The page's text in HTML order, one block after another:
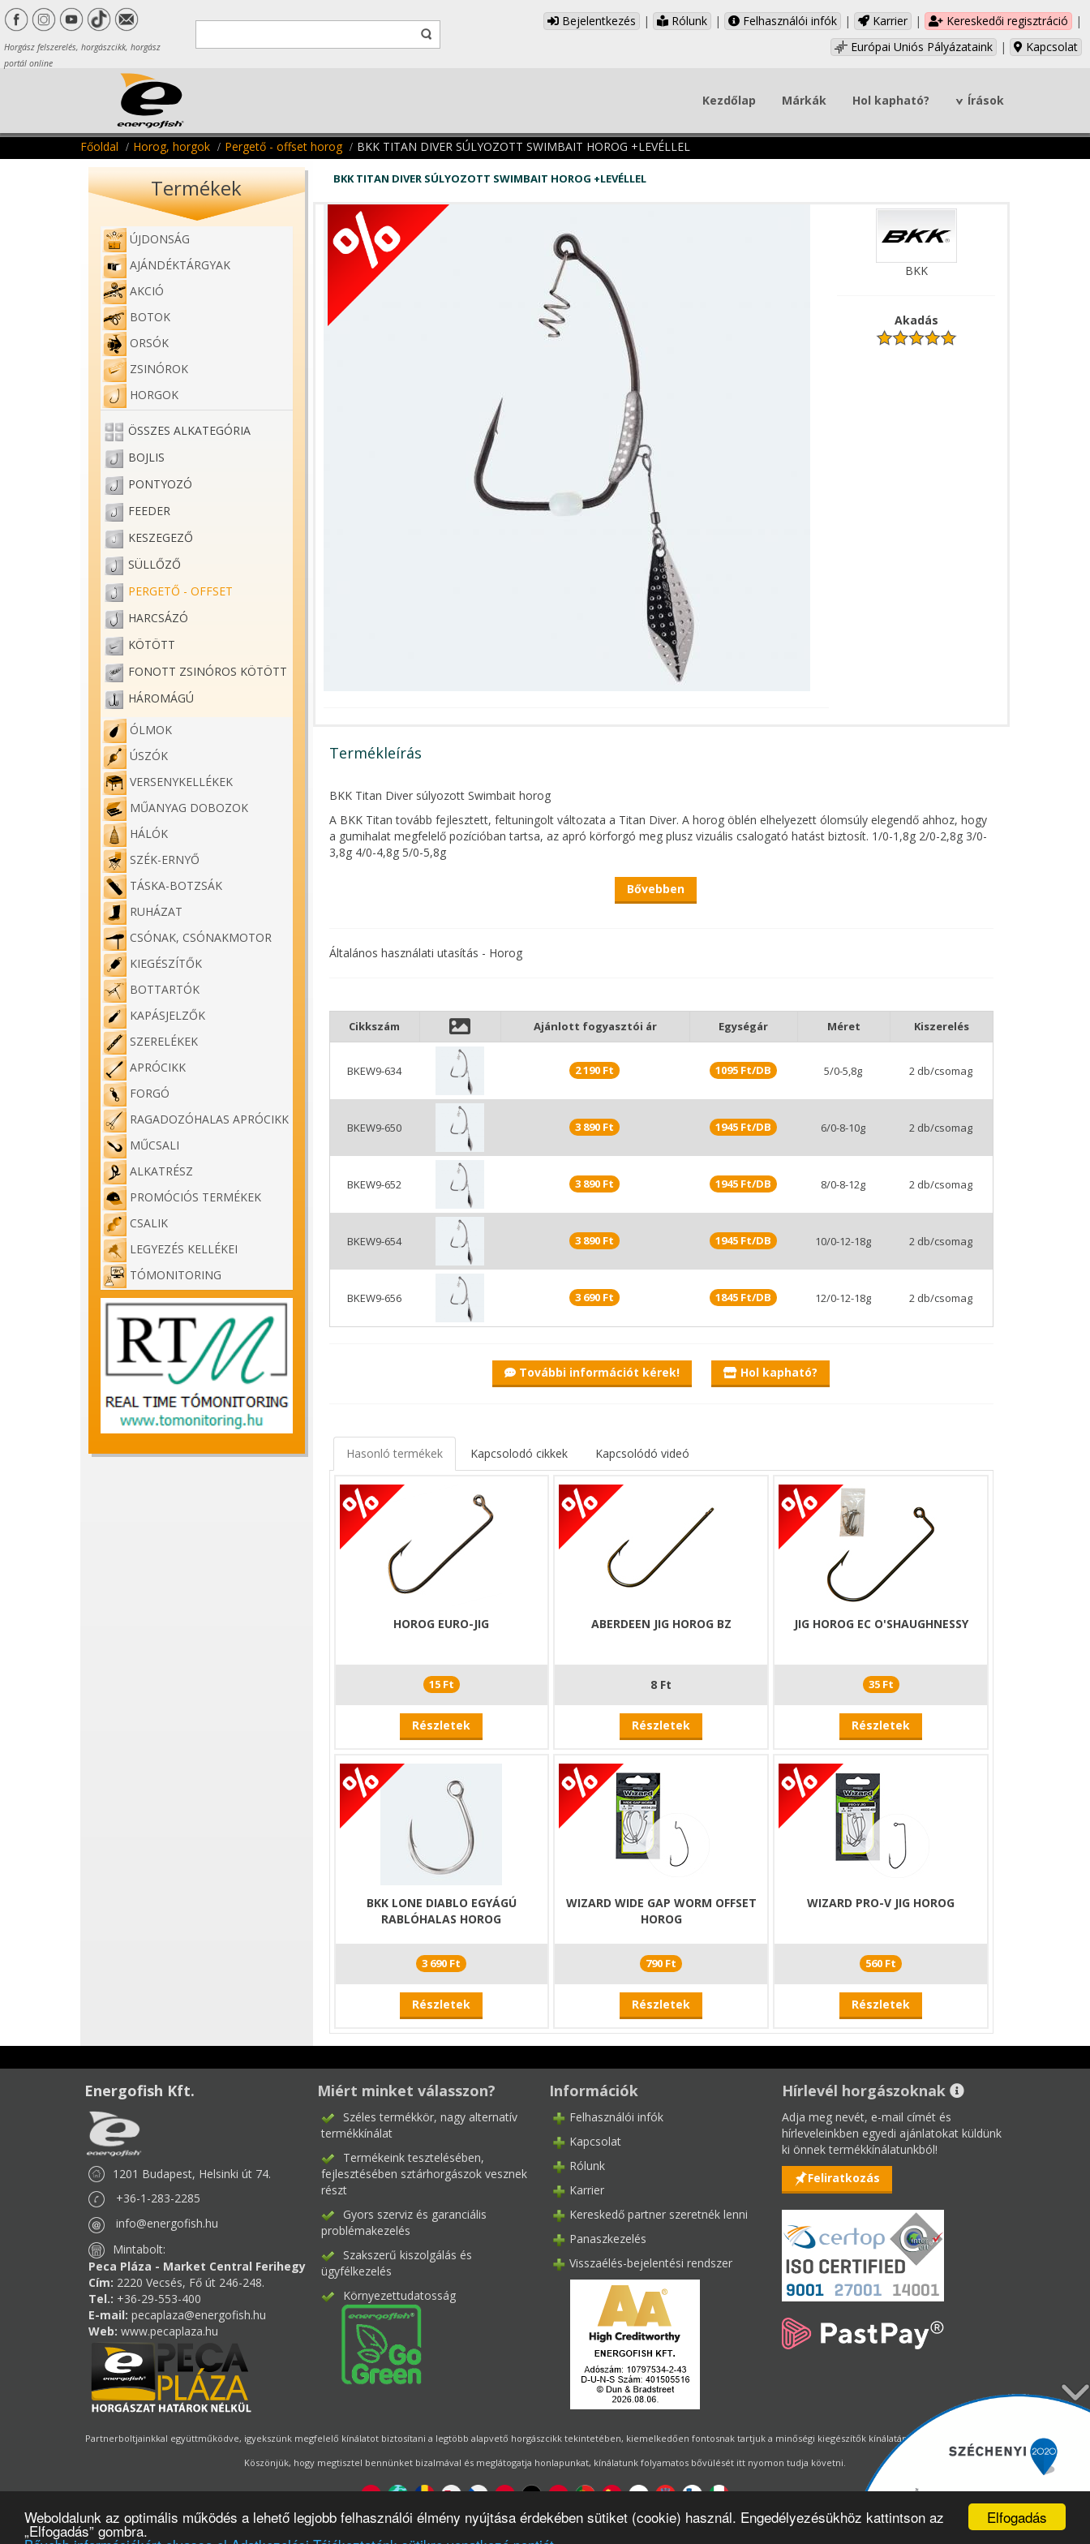
Elfogadás
Weboldalunk az optimális működés a lehető legjobb felhasználói élmény nyújtása érdekében sütiket (cookie) használ. Engedélyezésükhöz kattintson az
„Elfogadás” gombra.
Horgász felszerelés, horgászcikk, horgász
portál online
Bejelentkezés | Rólunk | Felhasználói infók | Karrier | Kereskedői regisztráció
|
Európai Uniós Pályázataink
| Kapcsolat
Kezdőlap Márkák Hol kapható? Írások
Főoldal Horog, horgok Pergető - offset horog BKK TITAN DIVER SÚLYOZOTT SWIMBAIT HOROG +LEVÉLLEL
Termékek
ÚJDONSÁG
AJÁNDÉKTÁRGYAK
AKCIÓ
BOTOK
ORSÓK
ZSINÓROK
HORGOK
ÖSSZES ALKATEGÓRIA
BOJLIS
PONTYOZÓ
FEEDER
KESZEGEZŐ
SÜLLŐZŐ
PERGETŐ - OFFSET
HARCSÁZÓ
KÖTÖTT
FONOTT ZSINÓROS KÖTÖTT
HÁROMÁGÚ
ÓLMOK
ÚSZÓK
VERSENYKELLÉKEK
MŰANYAG DOBOZOK
HÁLÓK
SZÉK-ERNYŐ
TÁSKA-BOTZSÁK
RUHÁZAT
CSÓNAK, CSÓNAKMOTOR
KIEGÉSZÍTŐK
BOTTARTÓK
KAPÁSJELZŐK
SZERELÉKEK
APRÓCIKK
FORGÓ
RAGADOZÓHALAS APRÓCIKK
MŰCSALI
ALKATRÉSZ
PROMÓCIÓS TERMÉKEK
CSALIK
LEGYEZÉS KELLÉKEI
TÓMONITORING
BKK TITAN DIVER SÚLYOZOTT SWIMBAIT HOROG +LEVÉLLEL
BKK
Akadás
Termékleírás
BKK Titan Diver súlyozott Swimbait horog
A BKK Titan tovább fejlesztett, feltuningolt változata a Titan Diver. A horog öblén elhelyezett ólomsúly elegendő ahhoz, hogy
a gumihalat megfelelő pozícióban tartsa, az apró körforgó meg plusz vizuális csalogató hatást biztosít. 1/0-1,8g 2/0-2,8g 3/0-
3,8g 4/0-4,8g 5/0-5,8g
BKK Titan igazán nagy segítség, ha bestiákra horgászol. Ha swimbaitekkel horgászol, akkor ez az a horog, amit eddig kerestél.
Több mint egyéves teszt, különböző halfajokkal végzett „terepmunka” alátámasztja a horog konstrukcióját és sokoldalúságát.
Ami még lényeges, hogy kifejezetten hosszú a horog hegy és annak a szára, ez mély akasztást tesz lehetővé és nagyon jól
akasztás sikerét. Ezenkívül a BKK Super Slide bevonata csökkenti a súrlódási ellenállást, biztosítva ezzel a zökkenőmentes
bevágást.
A füles szár a kezdetektől fogva alkalmazott forma. Elsősorban közepes és nagyméretű horgoknál
alkalmazzák, bár a gyártástechnológia fejlődésével egyre kisebb méretű horgoknál jelenik meg. Kötése egy
egyszerű clinch csomóval megoldható. A bojlis és feeder horgászok körében kedvelt fűzött, csomómentes
csalizáshoz nélkülözhetetlen.
Bővebben
Általános használati utasítás - Horog
Cikkszám Ajánlott fogyasztói ár Egységár Méret Kiszerelés
BKEW9-634 2 190 Ft 1095 Ft/DB 5/0-5,8g 2 db/csomag
BKEW9-650 3 890 Ft 1945 Ft/DB 6/0-8-10g 2 db/csomag
BKEW9-652 3 890 Ft 1945 Ft/DB 8/0-8-12g 2 db/csomag
BKEW9-654 3 890 Ft 1945 Ft/DB 10/0-12-18g 2 db/csomag
BKEW9-656 3 690 Ft 1845 Ft/DB 12/0-12-18g 2 db/csomag
További információt kérek! Hol kapható?
Hasonló termékek Kapcsolodó cikkek Kapcsolódó videó
HOROG EURO-JIG
15 Ft
Részletek
ABERDEEN JIG HOROG BZ
8 Ft
Részletek
JIG HOROG EC O'SHAUGHNESSY
35 Ft
Részletek
BKK LONE DIABLO EGYÁGÚ
RABLÓHALAS HOROG
3 690 Ft
Részletek
WIZARD WIDE GAP WORM OFFSET
HOROG
790 Ft
Részletek
WIZARD PRO-V JIG HOROG
560 Ft
Részletek
Energofish Kft.
1201 Budapest, Helsinki út 74.
+36-1-283-2285
info@energofish.hu
Mintabolt:
Peca Pláza - Market Central Ferihegy
Cím: 2220 Vecsés, Fő út 246-248.
Tel.: +36-29-553-400
E-mail: pecaplaza@energofish.hu
Web: www.pecaplaza.hu
Miért minket válasszon?
Széles termékkör, nagy alternatív
termékkínálat
Termékeink tesztelésében,
fejlesztésében sztárhorgászok vesznek
részt
Gyors szerviz és garanciális
problémakezelés
Szakszerű kiszolgálás és
ügyfélkezelés
Környezettudatosság
Információk
Felhasználói infók
Kapcsolat
Rólunk
Karrier
Kereskedő partner szeretnék lenni
Panaszkezelés
Visszaélés-bejelentési rendszer
Hírlevél horgászoknak
Adja meg nevét, e-mail címét és
hírleveleinkben egyedi ajánlatokat küldünk
ki önnek termékkínálatunkból!
Feliratkozás
Partnerboltjainkkal együttműködve, igyekszünk megfelelő kínálatot biztosítani a legtöbb alapvető horgászcikk tekintetében, kiemelkedően fontosnak tartjuk a minőségi kiegészítők kínálatának állandó biztosítását.
Köszönjük, hogy megtisztel bennünket bizalmával és meglátogatja honlapunkat, kínálatunk folyamatos bővülését itt nyomon tudja követni.
Designed byEnergofish Kft